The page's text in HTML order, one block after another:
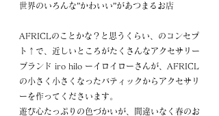
世界のいろんな”かわいい”があつまるお店
AFRICLのことかな？と思うくらい、のコンセプ
ト↑で、近しいところがたくさんなアクセサリー
ブランド iro hilo ーイロイローさんが、AFRICL
の小さく小さくなったバティックからアクセサリ
ーを作ってくださいます。
遊び心たっぷりの色づかいが、間違いなく春のお